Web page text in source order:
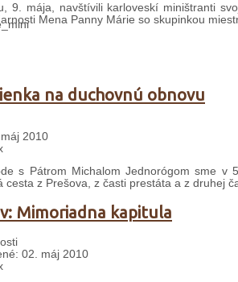
9. mája, navštívili karloveskí miništranti
Mena Panny Márie so skupinkou
na duchovnú obnovu
2010
s Pátrom Michalom Jednorógom sme v
cesta z Prešova, z časti prestáta a z druhej
Mimoriadna kapitula
02. máj 2010